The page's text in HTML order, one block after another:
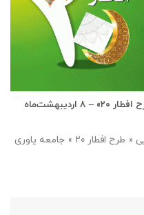
جلسه هم‌اندیشی توزیع بسته‌های «طرح افطار ۲۰» – ۸ اردیبهشت‌ماه
جلسه هم اندیشی توزیع بسته‌های غذایی « طرح افطار ۲۰ » جامعه یاوری